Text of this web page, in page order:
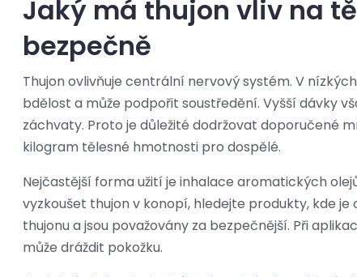
Jaký má thujon vliv na
bezpečně
Thujon ovlivňuje centrální nervový systém. V
bdělost a může podpořit soustředění. Vyšší dávky
záchvaty. Proto je důležité dodržovat doporučené
kilogram tělesné hmotnosti pro dospělé.
Nejčastější forma užití je inhalace aromatických
vyzkoušet thujon v konopí, hledejte produkty, kde je
thujonu a jsou považovány za bezpečnější. Při
může dráždit pokožku.